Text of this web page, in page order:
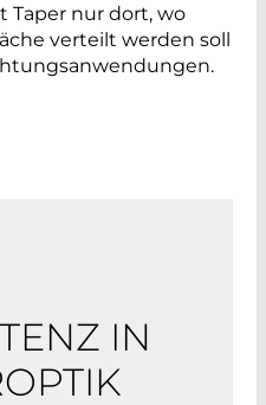
Taper nur dort, wo
verteilt werden soll
IN